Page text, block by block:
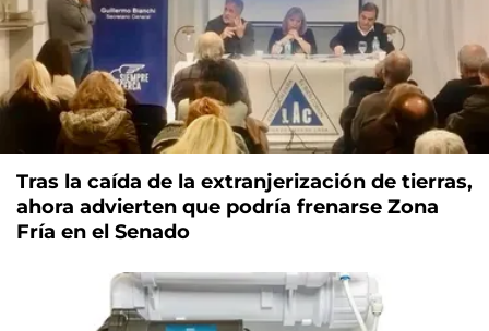
Tras la caída de la extranjerización de tierras,
ahora advierten que podría frenarse Zona
Fría en el Senado